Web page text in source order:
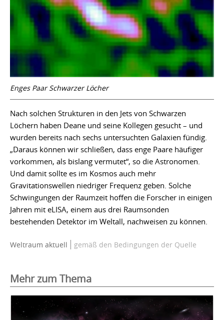
Enges Paar Schwarzer Löcher
Nach solchen Strukturen in den Jets von Schwarzen
Löchern haben Deane und seine Kollegen gesucht – und
wurden bereits nach sechs untersuchten Galaxien fündig.
„Daraus können wir schließen, dass enge Paare häufiger
vorkommen, als bislang vermutet“, so die Astronomen.
Und damit sollte es im Kosmos auch mehr
Gravitationswellen niedriger Frequenz geben. Solche
Schwingungen der Raumzeit hoffen die Forscher in einigen
Jahren mit eLISA, einem aus drei Raumsonden
bestehenden Detektor im Weltall, nachweisen zu können.
Weltraum aktuell gemäß den Bedingungen der Quelle
Mehr zum Thema